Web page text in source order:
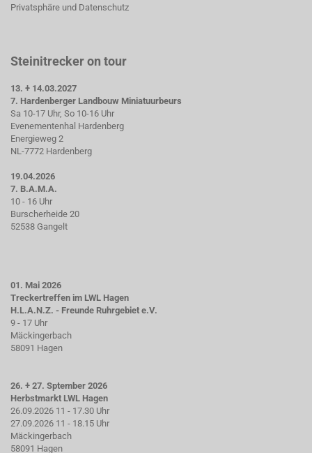
Privatsphäre und Datenschutz
Steinitrecker on tour
13. + 14.03.2027
7. Hardenberger Landbouw Miniatuurbeurs
Sa 10-17 Uhr, So 10-16 Uhr
Evenementenhal Hardenberg
Energieweg 2
NL-7772 Hardenberg
19.04.2026
7. B.A.M.A.
10 - 16 Uhr
Burscherheide 20
52538 Gangelt
01. Mai 2026
Treckertreffen im LWL Hagen
H.L.A.N.Z. - Freunde Ruhrgebiet e.V.
9 - 17 Uhr
Mäckingerbach
58091 Hagen
26. + 27. Sptember 2026
Herbstmarkt LWL Hagen
26.09.2026 11 - 17.30 Uhr
27.09.2026 11 - 18.15 Uhr
Mäckingerbach
58091 Hagen